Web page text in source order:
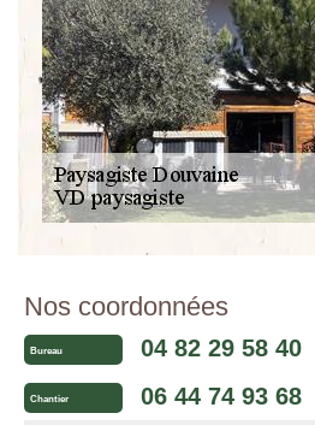
Nos coordonnées
Bureau 04 82 29 58 40
Chantier 06 44 74 93 68